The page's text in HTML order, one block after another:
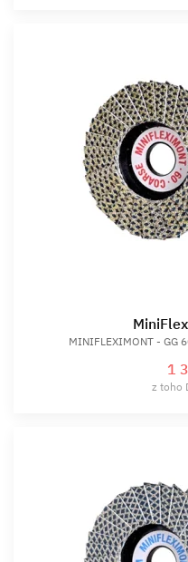
MINIFLEXIMONT - GG
1
z toho